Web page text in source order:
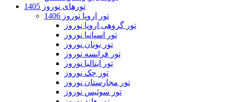
تورهای نوروز 1405
تور اروپا نوروز 1406
تور گروهی اروپا نوروز
تور اسپانیا نوروز
تور یونان نوروز
تور فرانسه نوروز
تور ایتالیا نوروز
تور چک نوروز
تور مجارستان نوروز
تور سوئیس نوروز